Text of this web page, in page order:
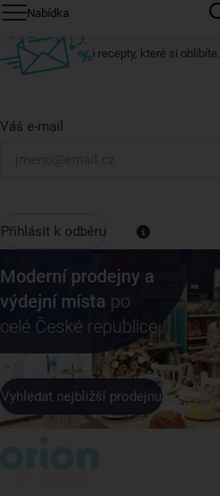
Nabídka
i recepty, které si oblíbíte.
Váš e-mail
Přihlásit k odběru
Moderní prodejny a
výdejní místa po
celé České republice
Vyhledat nejbližší prodejnu